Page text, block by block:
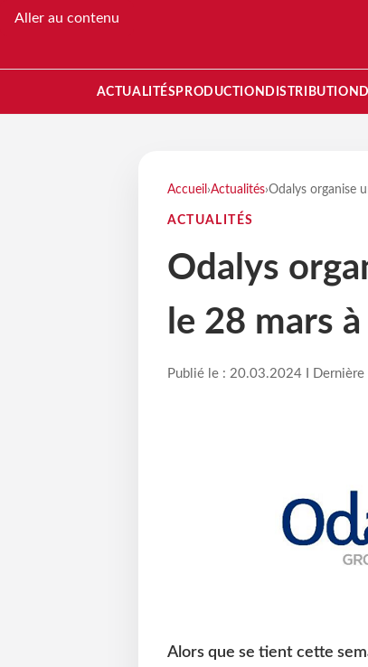
Aller au contenu
ACTUALITÉS PRODUCTION DISTRIBUTION
Accueil ›Actualités›Odalys organise
ACTUALITÉS
Odalys
le 28 mars
Publié le : 20.03.2024 I
Alors que se tient cette